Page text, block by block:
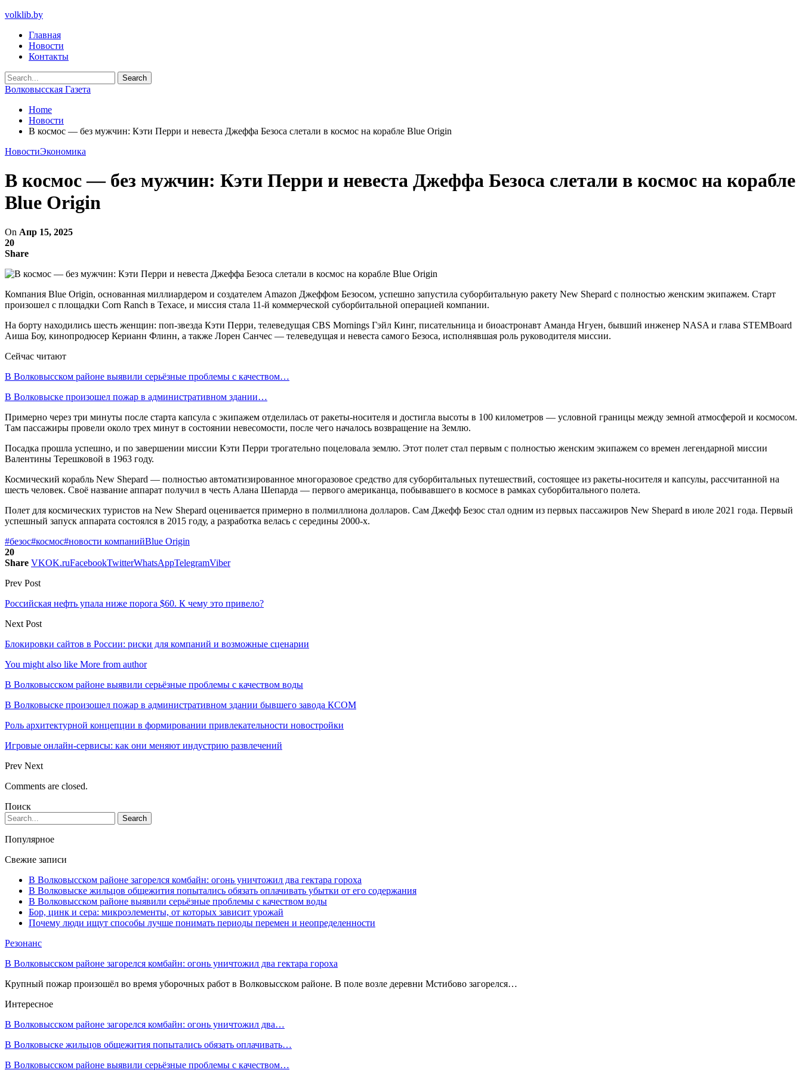
volklib.by
Главная
Новости
Контакты
Волковысская Газета
Home
Новости
В космос — без мужчин: Кэти Перри и невеста Джеффа Безоса слетали в космос на корабле Blue Origin
НовостиЭкономика
В космос — без мужчин: Кэти Перри и невеста Джеффа Безоса слетали в космос на корабле
Blue Origin
On Апр 15, 2025
20
Share
Компания Blue Origin, основанная миллиардером и создателем Amazon Джеффом Безосом, успешно запустила суборбитальную ракету New Shepard с полностью женским экипажем. Старт
произошел с площадки Corn Ranch в Техасе, и миссия стала 11-й коммерческой суборбитальной операцией компании.
На борту находились шесть женщин: поп-звезда Кэти Перри, телеведущая CBS Mornings Гэйл Кинг, писательница и биоастронавт Аманда Нгуен, бывший инженер NASA и глава STEMBoard
Аиша Боу, кинопродюсер Керианн Флинн, а также Лорен Санчес — телеведущая и невеста самого Безоса, исполнявшая роль руководителя миссии.
Сейчас читают
В Волковысском районе выявили серьёзные проблемы с качеством…
В Волковыске произошел пожар в административном здании…
Примерно через три минуты после старта капсула с экипажем отделилась от ракеты-носителя и достигла высоты в 100 километров — условной границы между земной атмосферой и космосом.
Там пассажиры провели около трех минут в состоянии невесомости, после чего началось возвращение на Землю.
Посадка прошла успешно, и по завершении миссии Кэти Перри трогательно поцеловала землю. Этот полет стал первым с полностью женским экипажем со времен легендарной миссии
Валентины Терешковой в 1963 году.
Космический корабль New Shepard — полностью автоматизированное многоразовое средство для суборбитальных путешествий, состоящее из ракеты-носителя и капсулы, рассчитанной на
шесть человек. Своё название аппарат получил в честь Алана Шепарда — первого американца, побывавшего в космосе в рамках суборбитального полета.
Полет для космических туристов на New Shepard оценивается примерно в полмиллиона долларов. Сам Джефф Безос стал одним из первых пассажиров New Shepard в июле 2021 года. Первый
успешный запуск аппарата состоялся в 2015 году, а разработка велась с середины 2000-х.
#безос#космос#новости компанийBlue Origin
20
Share VKOK.ruFacebookTwitterWhatsAppTelegramViber
Prev Post
Российская нефть упала ниже порога $60. К чему это привело?
Next Post
Блокировки сайтов в России: риски для компаний и возможные сценарии
You might also like More from author
В Волковысском районе выявили серьёзные проблемы с качеством воды
В Волковыске произошел пожар в административном здании бывшего завода КСОМ
Роль архитектурной концепции в формировании привлекательности новостройки
Игровые онлайн-сервисы: как они меняют индустрию развлечений
Prev Next
Comments are closed.
Поиск
Популярное
Свежие записи
В Волковысском районе загорелся комбайн: огонь уничтожил два гектара гороха
В Волковыске жильцов общежития попытались обязать оплачивать убытки от его содержания
В Волковысском районе выявили серьёзные проблемы с качеством воды
Бор, цинк и сера: микроэлементы, от которых зависит урожай
Почему люди ищут способы лучше понимать периоды перемен и неопределенности
Резонанс
В Волковысском районе загорелся комбайн: огонь уничтожил два гектара гороха
Крупный пожар произошёл во время уборочных работ в Волковысском районе. В поле возле деревни Мстибово загорелся…
Интересное
В Волковысском районе загорелся комбайн: огонь уничтожил два…
В Волковыске жильцов общежития попытались обязать оплачивать…
В Волковысском районе выявили серьёзные проблемы с качеством…